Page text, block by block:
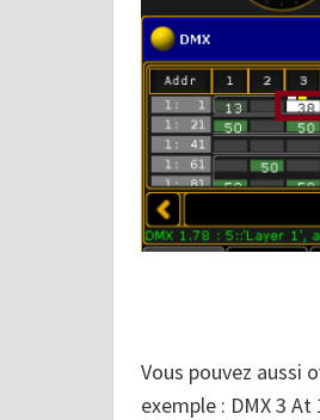
Vous pouvez aussi
exemple : DMX 3